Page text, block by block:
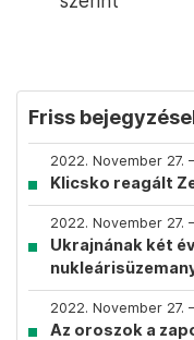
Friss
2022. November 27.
Klicsko reagált
2022. November 27.
Ukrajnának két
2022. November 27.
Az oroszok a